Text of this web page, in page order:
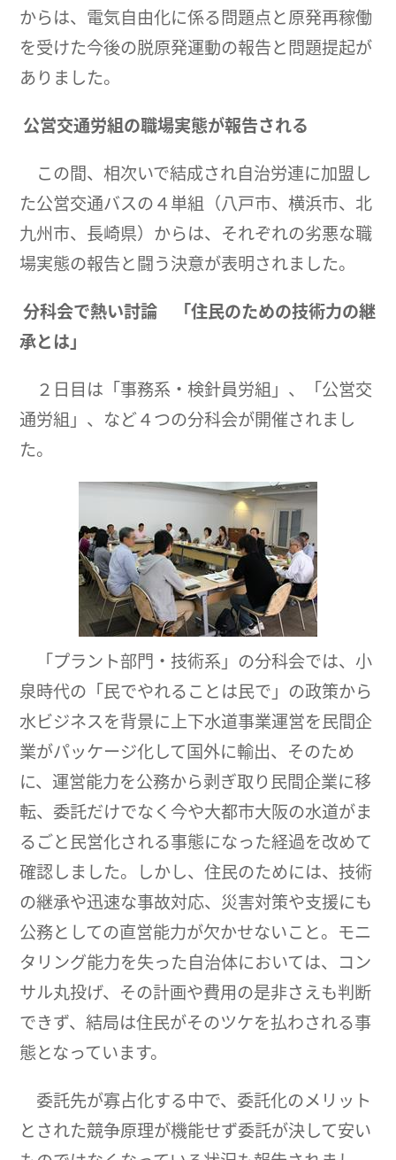
からは、電気自由化に係る問題点と原発再稼働
を受けた今後の脱原発運動の報告と問題提起が
ありました。
公営交通労組の職場実態が報告される
この間、相次いで結成され自治労連に加盟し
た公営交通バスの４単組（八戸市、横浜市、北
九州市、長崎県）からは、それぞれの劣悪な職
場実態の報告と闘う決意が表明されました。
分科会で熱い討論 「住民のための技術力の継
承とは」
２日目は「事務系・検針員労組」、「公営交
通労組」、など４つの分科会が開催されまし
た。
「プラント部門・技術系」の分科会では、小
泉時代の「民でやれることは民で」の政策から
水ビジネスを背景に上下水道事業運営を民間企
業がパッケージ化して国外に輸出、そのため
に、運営能力を公務から剥ぎ取り民間企業に移
転、委託だけでなく今や大都市大阪の水道がま
るごと民営化される事態になった経過を改めて
確認しました。しかし、住民のためには、技術
の継承や迅速な事故対応、災害対策や支援にも
公務としての直営能力が欠かせないこと。モニ
タリング能力を失った自治体においては、コン
サル丸投げ、その計画や費用の是非さえも判断
できず、結局は住民がそのツケを払わされる事
態となっています。
委託先が寡占化する中で、委託化のメリット
とされた競争原理が機能せず委託が決して安い